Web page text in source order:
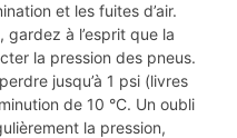
et les fuites d’air.
à l’esprit que la
la pression des pneus.
jusqu’à 1 psi (livres
de 10 °C. Un oubli
la pression,